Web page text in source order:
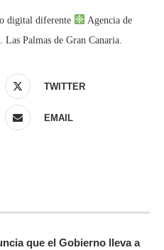
digital diferente
Agencia de
Palmas de Gran Canaria.
TWITTER
EMAIL
que el Gobierno lleva a